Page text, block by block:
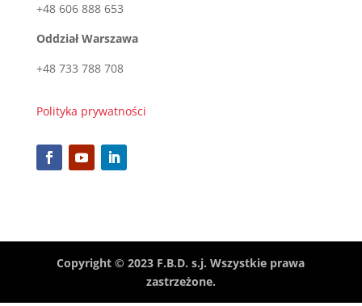
+48 606 888 653
Oddział Warszawa
+48 733 788 708
Polityka prywatności
Copyright © 2023 F.B.D. s.j. Wszystkie prawa
zastrzeżone.